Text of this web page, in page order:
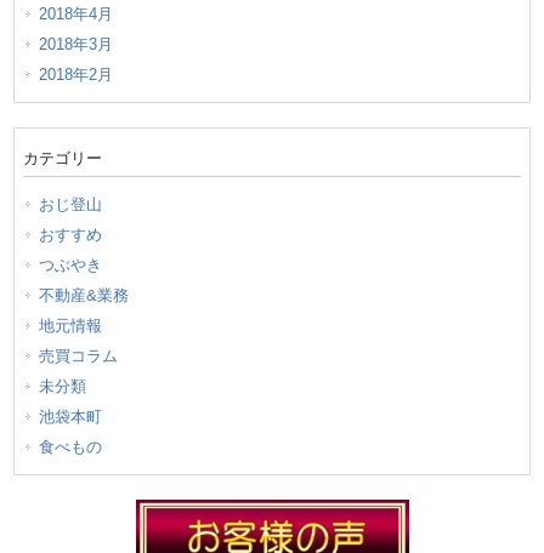
2018年4月
2018年3月
2018年2月
カテゴリー
おじ登山
おすすめ
つぶやき
不動産&業務
地元情報
売買コラム
未分類
池袋本町
食べもの